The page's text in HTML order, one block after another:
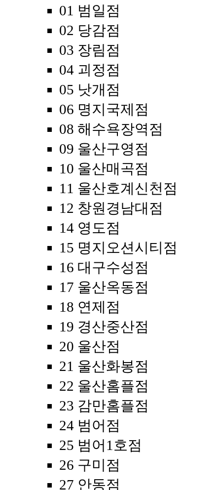
01 범일점
02 당감점
03 장림점
04 괴정점
05 낫개점
06 명지국제점
08 해수욕장역점
09 울산구영점
10 울산매곡점
11 울산호계신천점
12 창원경남대점
14 영도점
15 명지오션시티점
16 대구수성점
17 울산옥동점
18 연제점
19 경산중산점
20 울산점
21 울산화봉점
22 울산홈플점
23 감만홈플점
24 범어점
25 범어1호점
26 구미점
27 안동점